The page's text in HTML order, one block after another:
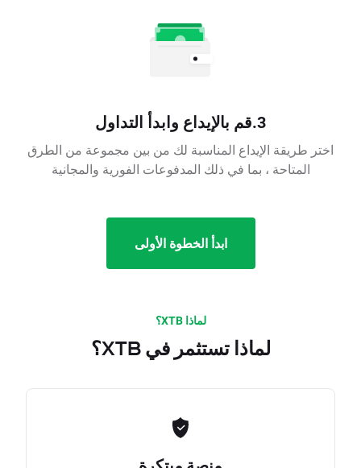
3.قم بالإيداع وابدأ التداول
اختر طريقة الإيداع المناسبة لك من بين مجموعة من الطرق
المتاحة ، بما في ذلك المدفوعات الفورية والمجانية
ابدأ الخطوة الأولى
لماذا XTB؟
لماذا تستثمر في XTB؟